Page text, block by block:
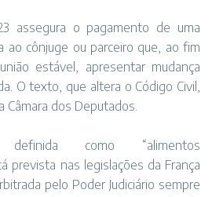
assegura o pagamento de uma
ao cônjuge ou parceiro que, ao fim
estável, apresentar mudança
O texto, que altera o Código Civil,
Câmara dos Deputados.
como “alimentos
prevista nas legislações da França
pelo Poder Judiciário sempre